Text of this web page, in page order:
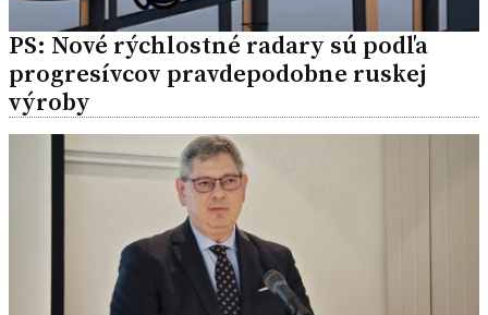
PS: Nové rýchlostné radary sú podľa
progresívcov pravdepodobne ruskej
výroby